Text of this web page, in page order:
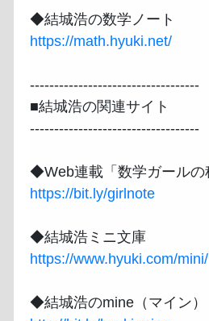
https://math.hyuki.net/
-----------------------------------
■結城浩の関連サイト
-----------------------------------
https://bit.ly/girlnote
https://www.hyuki.com/mini/